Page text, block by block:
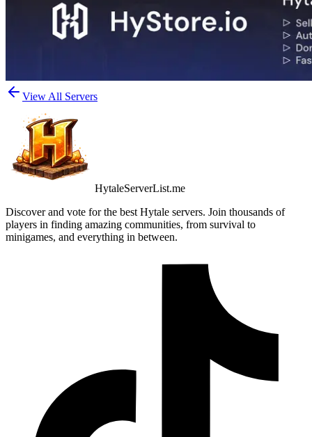
View All Servers
HytaleServerList.me
Discover and vote for the best Hytale servers. Join thousands of
players in finding amazing communities, from survival to
minigames, and everything in between.